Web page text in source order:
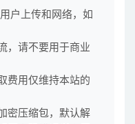
户上传和网络，如
，请不要用于商业
费用仅维持本站的
密压缩包，默认解